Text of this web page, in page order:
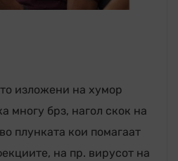
изложени на хумор
многу брз, нагол скок на
плунката кои помагаат
на пр. вирусот на